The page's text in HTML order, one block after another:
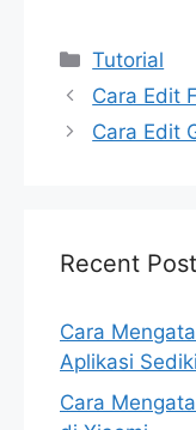
Categories
Tutorial
Cara Edit
Cara Edit
Recent
Cara
Aplikasi
Cara